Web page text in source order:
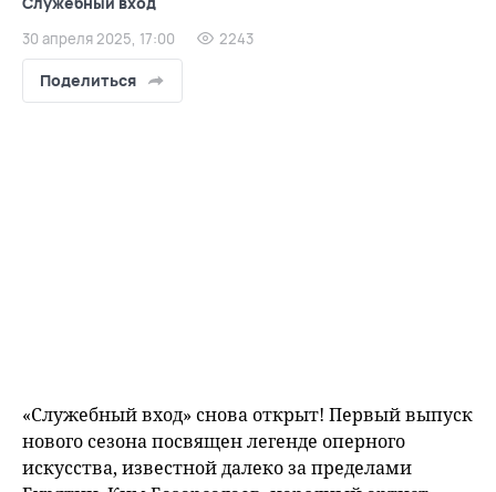
30 апреля 2025, 17:00 2243
Поделиться
«Служебный вход» снова открыт! Первый выпуск
нового сезона посвящен легенде оперного
искусства, известной далеко за пределами